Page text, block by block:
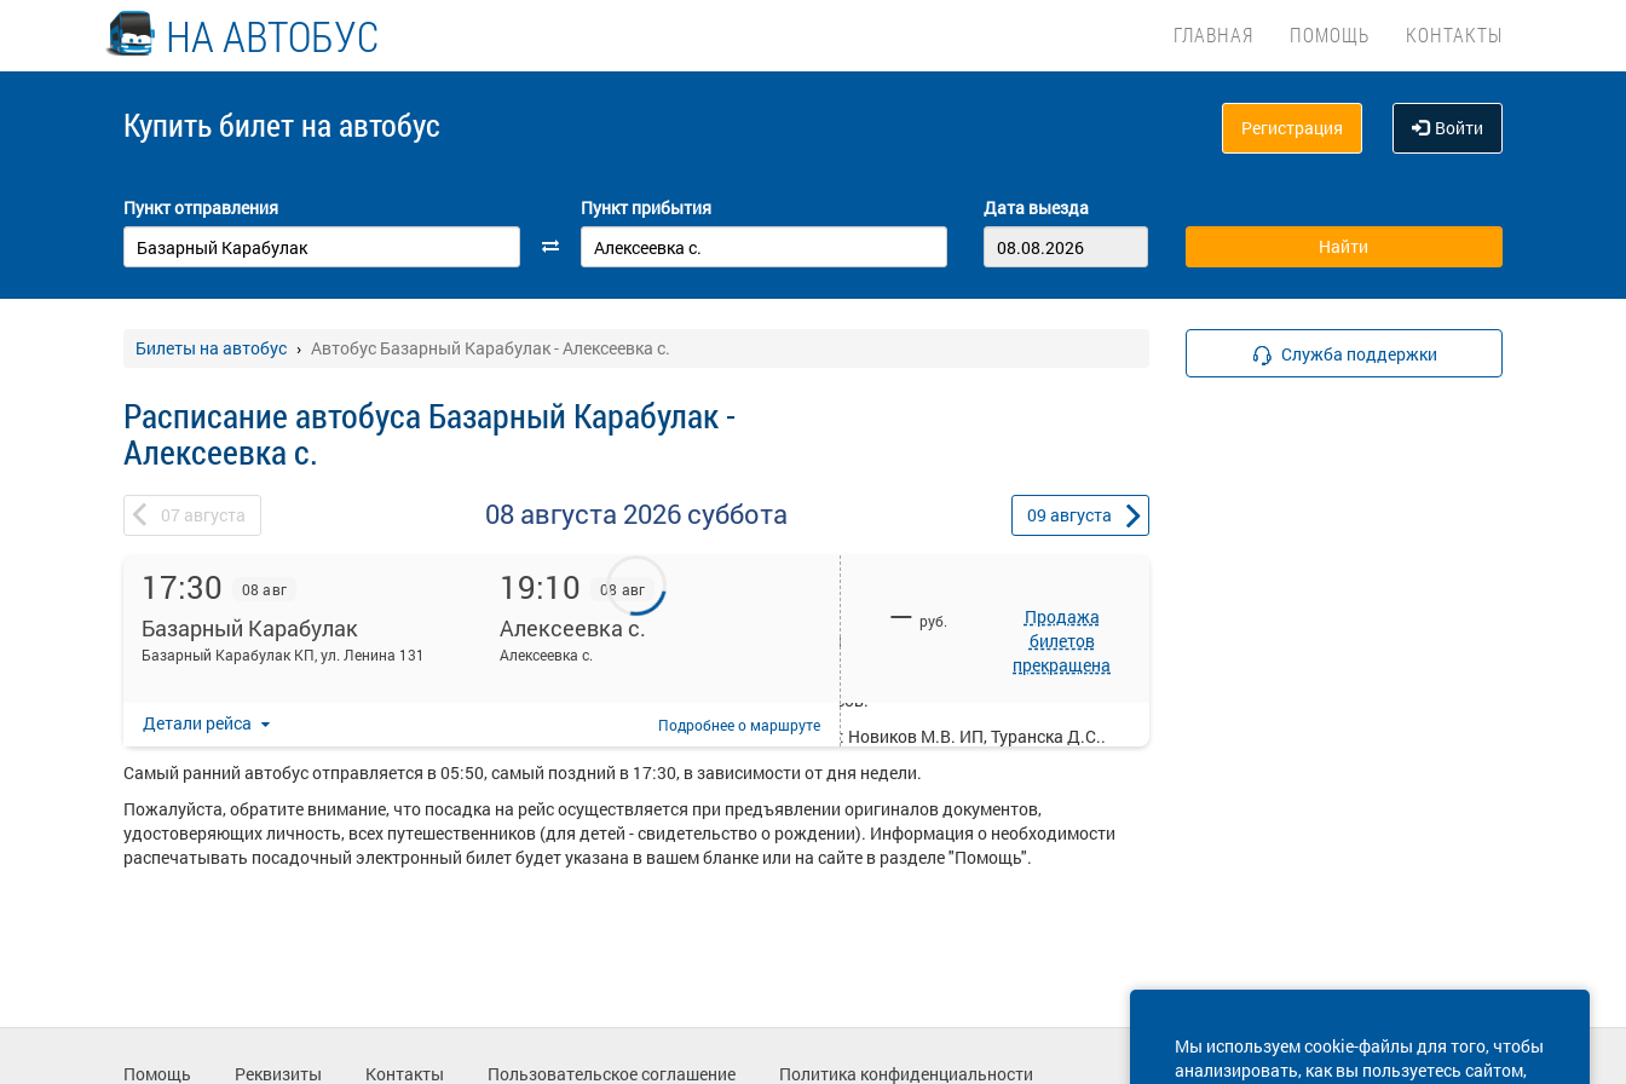
НА АВТОБУС ГЛАВНАЯ ПОМОЩЬ КОНТАКТЫ
Купить билет на автобус Регистрация Войти
Пункт отправления Пункт прибытия Дата выезда
Билеты на автобус Автобус Базарный Карабулак - Алексеевка с.
Расписание автобуса Базарный Карабулак -
Алексеевка с.
07 августа 08 августа 2026 суббота 09 августа
17:30 08 авг
Базарный Карабулак
Базарный Карабулак КП, ул. Ленина 131
19:10 08 авг
Алексеевка с.
Алексеевка с.
Детали рейса Подробнеео маршруте
— руб.
Продажа
билетов
прекращена
На данной странице вы можете ознакомиться с расписанием и купить билет онлайн на автобус Базарный Карабулак -
Алексеевка с..
Ежедневно по маршруту Базарный Карабулак - Алексеевка с. курсирует в среднем 11 рейсов.
Перевозку пассажиров по данному направлению осуществляют следующие перевозчики: Новиков М.В. ИП, Туранска Д.С..
Самый ранний автобус отправляется в 05:50, самый поздний в 17:30, в зависимости от дня недели.
Пожалуйста, обратите внимание, что посадка на рейс осуществляется при предъявлении оригиналов документов,
удостоверяющих личность, всех путешественников (для детей - свидетельство о рождении). Информация о необходимости
распечатывать посадочный электронный билет будет указана в вашем бланке или на сайте в разделе "Помощь".
Служба поддержки
Мы используем cookie-файлы для того, чтобы
анализировать, как вы пользуетесь сайтом,
Помощь Реквизиты Контакты Пользовательское соглашение Политика конфиденциальности Техническая поддержка сайта